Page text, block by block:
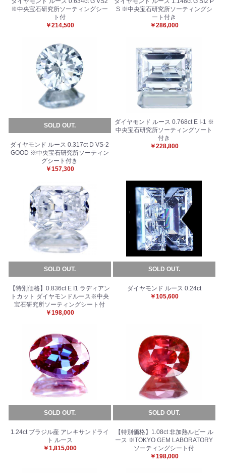
※中央宝石研究所ソーティングシー
ト付
￥214,500
S ※中央宝石研究所ソーティングシ
ート付き
￥286,000
SOLD OUT.
ダイヤモンド ルース 0.317ct D VS-2
GOOD ※中央宝石研究所ソーティン
グシート付き
￥157,300
ダイヤモンド ルース 0.768ct E I-1 ※
中央宝石研究所ソーティングソート
付き
￥228,800
SOLD OUT.
【特別価格】0.836ct E I1 ラディアン
トカット ダイヤモンドルース※中央
宝石研究所ソーティングシート付
￥198,000
SOLD OUT.
ダイヤモンド ルース 0.24ct
￥105,600
SOLD OUT.
1.24ct ブラジル産 アレキサンドライ
ト ルース
￥1,815,000
SOLD OUT.
【特別価格】1.08ct 非加熱ルビー ル
ース ※TOKYO GEM LABORATORY
ソーティングシート付
￥198,000
お買い物を続ける